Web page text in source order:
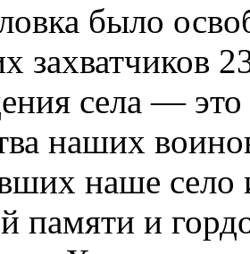
было
захватчиков
села —
наших
наше
памяти и